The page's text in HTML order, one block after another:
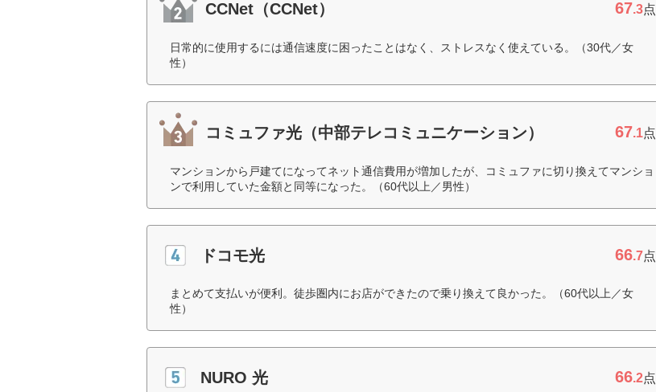
CCNet（CCNet） 67.3点
日常的に使用するには通信速度に困ったことはなく、ストレスなく使えている。（30代／女
性）
コミュファ光（中部テレコミュニケーション） 67.1点
マンションから戸建てになってネット通信費用が増加したが、コミュファに切り換えてマンショ
ンで利用していた金額と同等になった。（60代以上／男性）
ドコモ光 66.7点
まとめて支払いが便利。徒歩圏内にお店ができたので乗り換えて良かった。（60代以上／女
性）
NURO 光 66.2点